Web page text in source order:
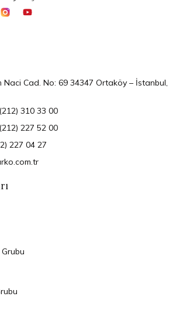
Naci Cad. No: 69 34347 Ortaköy – İstanbul,
310 33 00
227 52 00
227 04 27